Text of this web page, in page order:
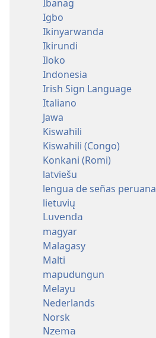
Ibanag
Igbo
Ikinyarwanda
Ikirundi
Iloko
Indonesia
Irish Sign Language
Italiano
Jawa
Kiswahili
Kiswahili (Congo)
Konkani (Romi)
latviešu
lengua de señas peruana
lietuvių
Luvenda
magyar
Malagasy
Malti
mapudungun
Melayu
Nederlands
Norsk
Nzema